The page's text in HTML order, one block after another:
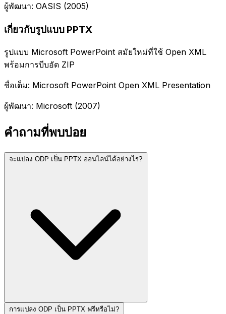
ผู้พัฒนา: OASIS (2005)
เกี่ยวกับรูปแบบ PPTX
รูปแบบ Microsoft PowerPoint สมัยใหม่ที่ใช้ Open XML
พร้อมการบีบอัด ZIP
ชื่อเต็ม: Microsoft PowerPoint Open XML Presentation
ผู้พัฒนา: Microsoft (2007)
คำถามที่พบบ่อย
จะแปลง ODP เป็น PPTX ออนไลน์ได้อย่างไร?
การแปลง ODP เป็น PPTX ฟรีหรือไม่?